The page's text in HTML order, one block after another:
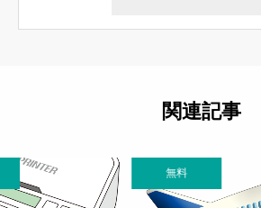
関連記事
無料